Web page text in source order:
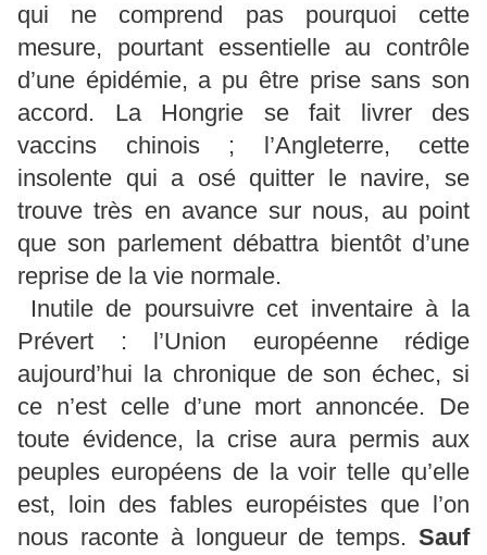
qui ne comprend pas pourquoi cette
mesure, pourtant essentielle au contrôle
d’une épidémie, a pu être prise sans son
accord. La Hongrie se fait livrer des
vaccins chinois ; l’Angleterre, cette
insolente qui a osé quitter le navire, se
trouve très en avance sur nous, au point
que son parlement débattra bientôt d’une
reprise de la vie normale.
Inutile de poursuivre cet inventaire à la
Prévert : l’Union européenne rédige
aujourd’hui la chronique de son échec, si
ce n’est celle d’une mort annoncée. De
toute évidence, la crise aura permis aux
peuples européens de la voir telle qu’elle
est, loin des fables européistes que l’on
nous raconte à longueur de temps. Sauf